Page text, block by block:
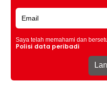
Saya telah memahami dan
Polisi data peribadi